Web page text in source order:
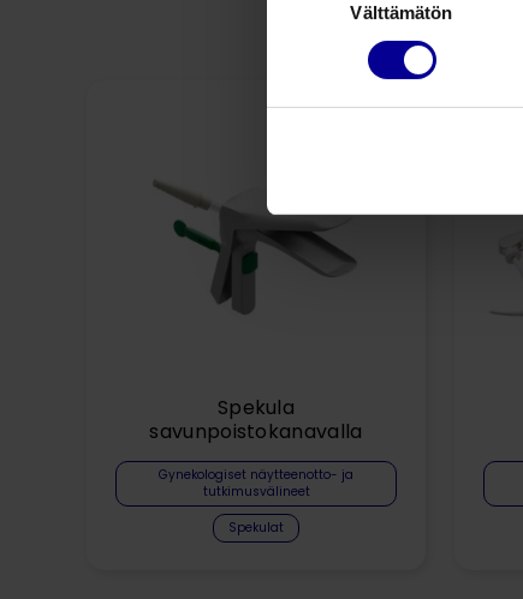
Välttämätön
Spekula
savunpoistokanavalla
Gynekologiset näytteenotto- ja
tutkimusvälineet
Spekulat